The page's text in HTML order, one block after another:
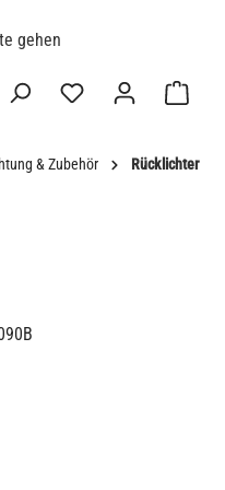
& Zubehör Rücklichter